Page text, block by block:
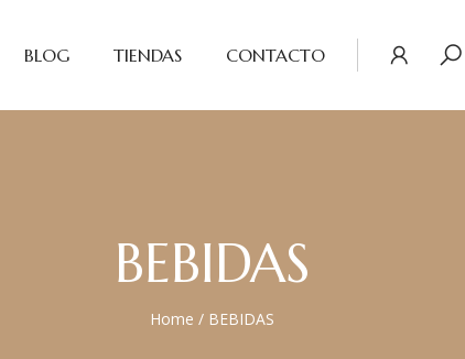
BLOG TIENDAS CONTACTO
BEBIDAS
Home / BEBIDAS